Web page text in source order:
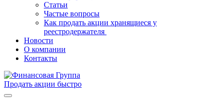
Статьи
Частые вопросы
Как продать акции хранящиеся у
реестродержателя
Новости
О компании
Контакты
Продать акции быстро